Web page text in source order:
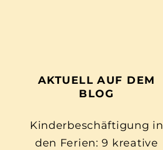
AKTUELL AUF DEM
BLOG
Kinderbeschäftigung in
den Ferien: 9 kreative